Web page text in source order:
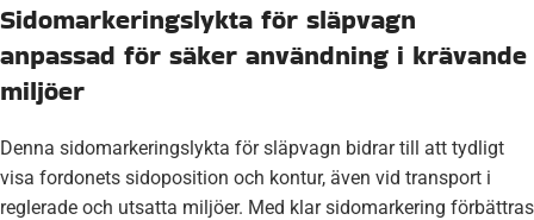
Sidomarkeringslykta för släpvagn
anpassad för säker användning i krävande
miljöer
Denna sidomarkeringslykta för släpvagn bidrar till att tydligt
visa fordonets sidoposition och kontur, även vid transport i
reglerade och utsatta miljöer. Med klar sidomarkering förbättras